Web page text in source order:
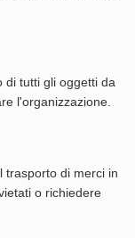
di tutti gli oggetti da
l'organizzazione.
trasporto di merci in
o richiedere